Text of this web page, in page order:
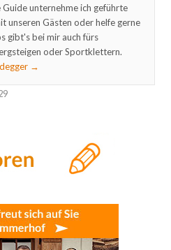
unternehme ich geführte
unseren Gästen oder helfe gerne
gibt's bei mir auch fürs
oder Sportklettern.
→